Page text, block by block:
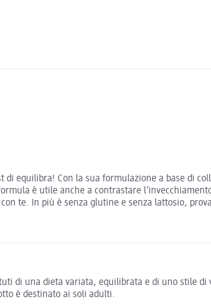
equilibra! Con la sua formulazione a base di
è utile anche a contrastare
te. In più è senza glutine e senza lattosio,
di una dieta variata, equilibrata e di uno stile
è destinato ai soli adulti.